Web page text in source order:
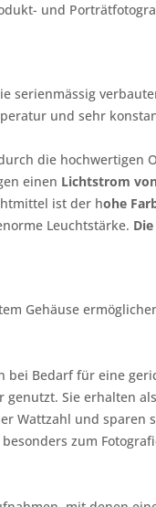
und
serienmässig
und sehr
die hochwertigen
einen Lichtstrom
ist der hohe
Leuchtstärke.
Gehäuse
bei Bedarf für eine
Sie erhalten
Wattzahl und sparen
zum